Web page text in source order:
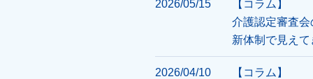
2026/05/15
【コラム】
介護認定審査
新体制で見え
2026/04/10
【コラム】